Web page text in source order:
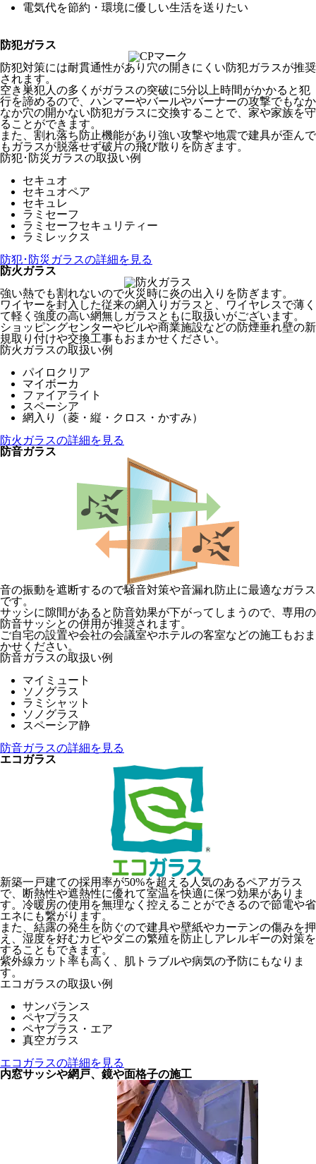
電気代を節約・環境に優しい生活を送りたい
防犯ガラス
防犯対策には耐貫通性があり穴の開きにくい防犯ガラスが推奨
されます。
空き巣犯人の多くがガラスの突破に5分以上時間がかかると犯
行を諦めるので、ハンマーやバールやバーナーの攻撃でもなか
なか穴の開かない防犯ガラスに交換することで、家や家族を守
ることができます。
また、割れ落ち防止機能があり強い攻撃や地震で建具が歪んで
もガラスが脱落せず破片の飛び散りを防ぎます。
防犯･防災ガラスの取扱い例
セキュオ
セキュオペア
セキュレ
ラミセーフ
ラミセーフセキュリティー
ラミレックス
防犯･防災ガラスの詳細を見る
防火ガラス
強い熱でも割れないので火災時に炎の出入りを防ぎます。
ワイヤーを封入した従来の網入りガラスと、ワイヤレスで薄く
て軽く強度の高い網無しガラスともに取扱いがございます。
ショッピングセンターやビルや商業施設などの防煙垂れ壁の新
規取り付けや交換工事もおまかせください。
防火ガラスの取扱い例
パイロクリア
マイボーカ
ファイアライト
スペーシア
網入り（菱・縦・クロス・かすみ）
防火ガラスの詳細を見る
防音ガラス
音の振動を遮断するので騒音対策や音漏れ防止に最適なガラス
です。
サッシに隙間があると防音効果が下がってしまうので、専用の
防音サッシとの併用が推奨されます。
ご自宅の設置や会社の会議室やホテルの客室などの施工もおま
かせください。
防音ガラスの取扱い例
マイミュート
ソノグラス
ラミシャット
ソノグラス
スペーシア静
防音ガラスの詳細を見る
エコガラス
新築一戸建ての採用率が50%を超える人気のあるペアガラス
で、断熱性や遮熱性に優れて室温を快適に保つ効果がありま
す。冷暖房の使用を無理なく控えることができるので節電や省
エネにも繋がります。
また、結露の発生を防ぐので建具や壁紙やカーテンの傷みを押
え、湿度を好むカビやダニの繁殖を防止しアレルギーの対策を
することもできます。
紫外線カット率も高く、肌トラブルや病気の予防にもなりま
す。
エコガラスの取扱い例
サンバランス
ペヤプラス
ペヤプラス・エア
真空ガラス
エコガラスの詳細を見る
内窓サッシや網戸、鏡や面格子の施工